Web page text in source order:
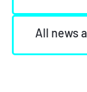
All news